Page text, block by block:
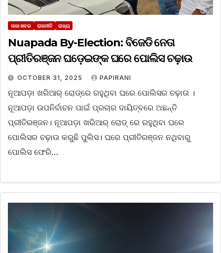
ତାଜା ଖବର ରାଜନୀତି ରାଜ୍ୟ
Nuapada By-Election: ବିଜେଡି ନେତା
ପ୍ରୀତିରଞ୍ଜନ ଘଡ଼େଇଙ୍କ ଘରେ ପୋଲିସ ଚଢ଼ାଉ
OCTOBER 31, 2025 PAPIRANI
ନୂଆପଡ଼ା ଖରିଆର୍ ରୋଡ୍‌ରେ ରହୁଥିବା ଘରେ ପୋଲିସର ଚଢ଼ାଉ ।
ନୂଆପଡ଼ା ଉପନିର୍ବାଚନ ପାଇଁ ପ୍ରଚାର ଦାୟିତ୍ବରେ ଅଛନ୍ତି
ପ୍ରୀତିରଞ୍ଜନ। ନୂଆପଡ଼ା ଖରିଆର୍ ରୋଡ୍ ରେ ରହୁଥିବା ଘରେ
ପୋଲିସର ଚଢ଼ାଉ କରୁଛି ପୁଲିସ। ଘରେ ପ୍ରୀତିରଞ୍ଜନ ନଥିବାରୁ
ପୋଲିସ ଫେରି…